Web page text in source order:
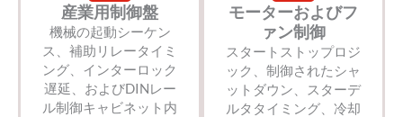
産業用制御盤
機械の起動シーケン
ス、補助リレータイミ
ング、インターロック
遅延、およびDINレー
ル制御キャビネット内
モーターおよびフ
ァン制御
スタートストップロジ
ック、制御されたシャ
ットダウン、スターデ
ルタタイミング、冷却